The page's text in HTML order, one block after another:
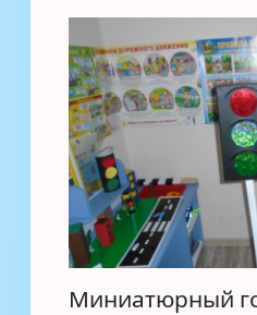
Миниатюрный